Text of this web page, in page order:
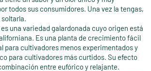
todos sus consumidores. Una vez la tengas,
es una variedad galardonada cuyo origen está
Es una planta de crecimiento fácil
para cultivadores menos experimentados y
para cultivadores más curtidos. Su efecto
entre eufórico y relajante.